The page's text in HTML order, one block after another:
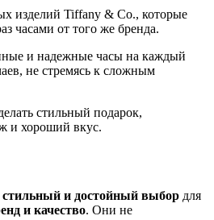
изделий Tiffany & Co., которые
часами от того же бренда.
и надежные часы на каждый
не стремясь к сложным
стильный подарок,
и хороший вкус.
стильный и достойный выбор для
и качество. Они не